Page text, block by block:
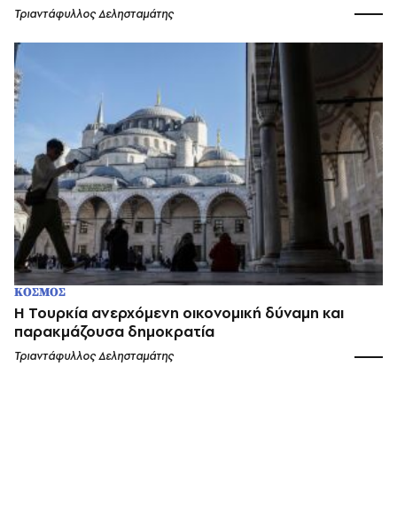
Τριαντάφυλλος Δελησταμάτης
ΚΟΣΜΟΣ
H Τουρκία ανερχόμενη οικονομική δύναμη και
παρακμάζουσα δημοκρατία
Τριαντάφυλλος Δελησταμάτης